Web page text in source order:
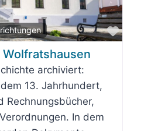
Favorit
archiviert:
13. Jahrhundert,
Rechnungsbücher,
In dem